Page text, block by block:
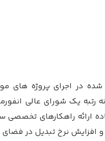
شده در اجرای پروژه
رتبه یک شورای عالی
ارائه راهکارهای
افزایش نرخ تبدیل در